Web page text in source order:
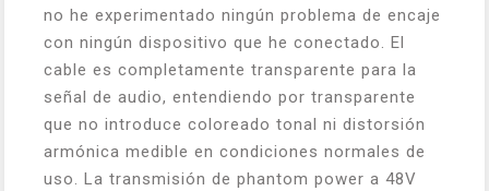
no he experimentado ningún problema de encaje
con ningún dispositivo que he conectado. El
cable es completamente transparente para la
señal de audio, entendiendo por transparente
que no introduce coloreado tonal ni distorsión
armónica medible en condiciones normales de
uso. La transmisión de phantom power a 48V